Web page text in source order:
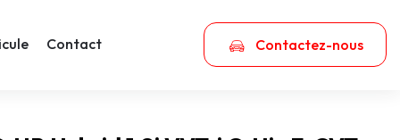
Contact Contactez-nous